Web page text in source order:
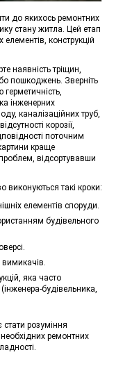
до якихось ремонтних
стану житла. Цей етап
конструкцій
наявність тріщин,
пошкоджень. Зверніть
герметичність,
інженерних
каналізаційних труб,
корозії,
поточним
краще
відсортувавши
виконуються такі кроки:
елементів споруди.
будівельного
вимикачів.
яка часто
будівельника,
стати розуміння
ремонтних